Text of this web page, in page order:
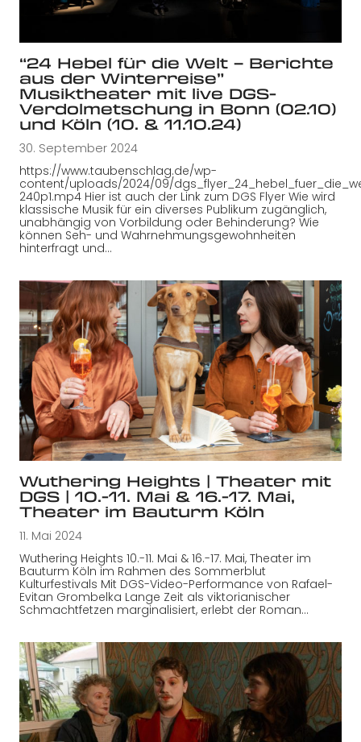
“24 Hebel für die Welt – Berichte
aus der Winterreise”
Musiktheater mit live DGS-
Verdolmetschung in Bonn (02.10)
und Köln (10. & 11.10.24)
30. September 2024
https://www.taubenschlag.de/wp-
content/uploads/2024/09/
240p1.mp4 Hier ist auch der Link zum DGS Flyer Wie wird
klassische Musik für ein diverses Publikum zugänglich,
unabhängig von Vorbildung oder Behinderung? Wie
können Seh- und Wahrnehmungsgewohnheiten
hinterfragt und…
Wuthering Heights | Theater mit
DGS | 10.-11. Mai & 16.-17. Mai,
Theater im Bauturm Köln
11. Mai 2024
Wuthering Heights 10.-11. Mai & 16.-17. Mai, Theater im
Bauturm Köln im Rahmen des Sommerblut
Kulturfestivals Mit DGS-Video-Performance von Rafael-
Evitan Grombelka Lange Zeit als viktorianischer
Schmachtfetzen marginalisiert, erlebt der Roman…